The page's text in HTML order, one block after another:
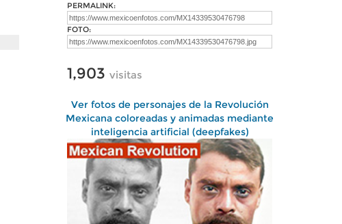
PERMALINK:
FOTO:
1,903 visitas
Ver fotos de personajes de la Revolución
Mexicana coloreadas y animadas mediante
inteligencia artificial (deepfakes)